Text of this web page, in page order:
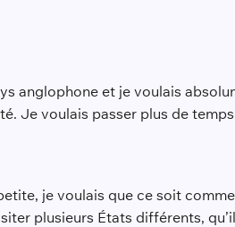
anglophone et je voulais
Je voulais passer plus de
je voulais que ce soit
plusieurs États différents,